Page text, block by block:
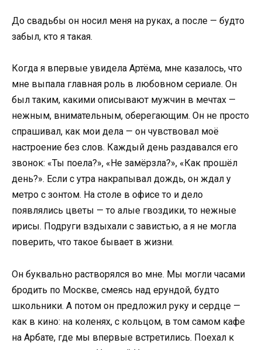
До свадьбы он носил меня на руках, а после — будто
забыл, кто я такая.
Когда я впервые увидела Артёма, мне казалось, что
мне выпала главная роль в любовном сериале. Он
был таким, какими описывают мужчин в мечтах —
нежным, внимательным, оберегающим. Он не просто
спрашивал, как мои дела — он чувствовал моё
настроение без слов. Каждый день раздавался его
звонок: «Ты поела?», «Не замёрзла?», «Как прошёл
день?». Если с утра накрапывал дождь, он ждал у
метро с зонтом. На столе в офисе то и дело
появлялись цветы — то алые гвоздики, то нежные
ирисы. Подруги вздыхали с завистью, а я не могла
поверить, что такое бывает в жизни.
Он буквально растворялся во мне. Мы могли часами
бродить по Москве, смеясь над ерундой, будто
школьники. А потом он предложил руку и сердце —
как в кино: на коленях, с кольцом, в том самом кафе
на Арбате, где мы впервые встретились. Поехал к